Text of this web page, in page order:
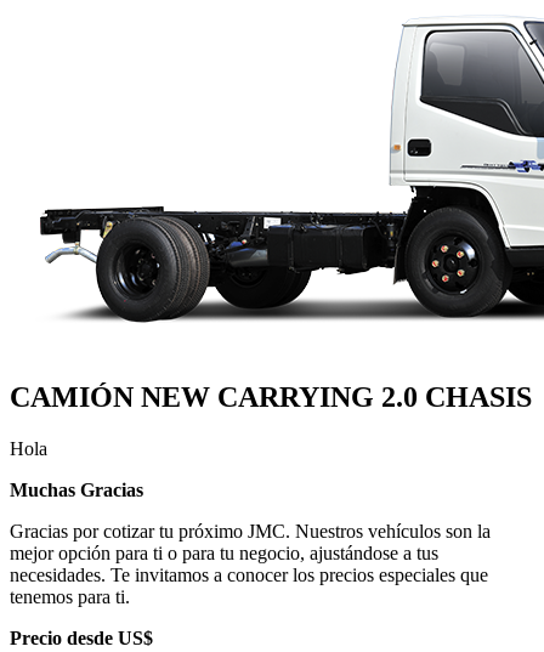
CAMIÓN NEW CARRYING 2.0 CHASIS
Hola
Muchas Gracias
Gracias por cotizar tu próximo JMC. Nuestros vehículos son la
mejor opción para ti o para tu negocio, ajustándose a tus
necesidades. Te invitamos a conocer los precios especiales que
tenemos para ti.
Precio desde US$